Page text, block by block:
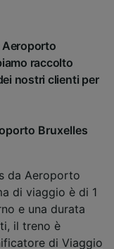
Aeroporto
raccolto
nostri clienti per
Bruxelles
da Aeroporto
di viaggio è di 1
e una durata
il treno è
di Viaggio